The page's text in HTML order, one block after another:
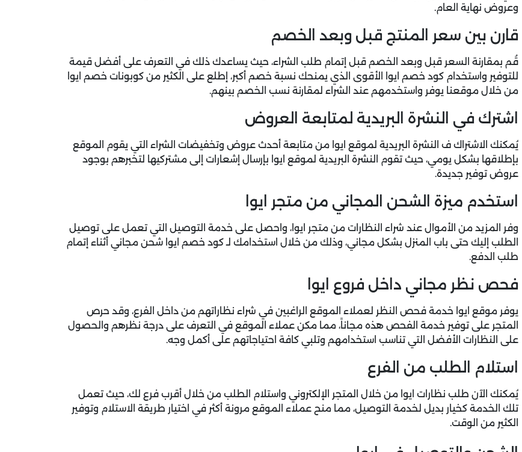
وعروض نهاية العام.
قارن بين سعر المنتج قبل وبعد الخصم
قُم بمقارنة السعر قبل وبعد الخصم قبل إتمام طلب الشراء، حيث يساعدك ذلك في التعرف على أفضل قيمة
للتوفير واستخدام كود خصم ايوا الأقوى الذي يمنحك نسبة خصم أكبر، إطلع على الكثير من كوبونات خصم ايوا
من خلال موقعنا يوفر واستخدمهم عند الشراء لمقارنة نسب الخصم بينهم.
اشترك في النشرة البريدية لمتابعة العروض
يُمكنك الاشتراك ف النشرة البريدية لموقع ايوا من متابعة أحدث عروض وتخفيضات الشراء التي يقوم الموقع
بإطلاقها بشكل يومي، حيث تقوم النشرة البريدية لموقع ايوا بإرسال إشعارات إلى مشتركيها لتخبرهم بوجود
عروض توفير جديدة.
استخدم ميزة الشحن المجاني من متجر ايوا
وفر المزيد من الأموال عند شراء النظارات من متجر ايوا، واحصل على خدمة التوصيل التي تعمل على توصيل
الطلب إليك حتى باب المنزل بشكل مجاني، وذلك من خلال استخدامك لـ كود خصم ايوا شحن مجاني أثناء إتمام
طلب الدفع.
فحص نظر مجاني داخل فروع ايوا
يوفر موقع ايوا خدمة فحص النظر لعملاء الموقع الراغبين في شراء نظاراتهم من داخل الفرع، وقد حرص
المتجر على توفير خدمة الفحص هذه مجاناً، مما مكن عملاء الموقع في التعرف على درجة نظرهم والحصول
على النظارات الأفضل التي تناسب استخدامهم وتلبي كافة احتياجاتهم على أكمل وجه.
استلام الطلب من الفرع
يُمكنك الآن طلب نظارات ايوا من خلال المتجر الإلكتروني واستلام الطلب من خلال أقرب فرع لك، حيث تعمل
تلك الخدمة كخيار بديل لخدمة التوصيل، مما منح عملاء الموقع مرونة أكثر في اختيار طريقة الاستلام وتوفير
الكثير من الوقت.